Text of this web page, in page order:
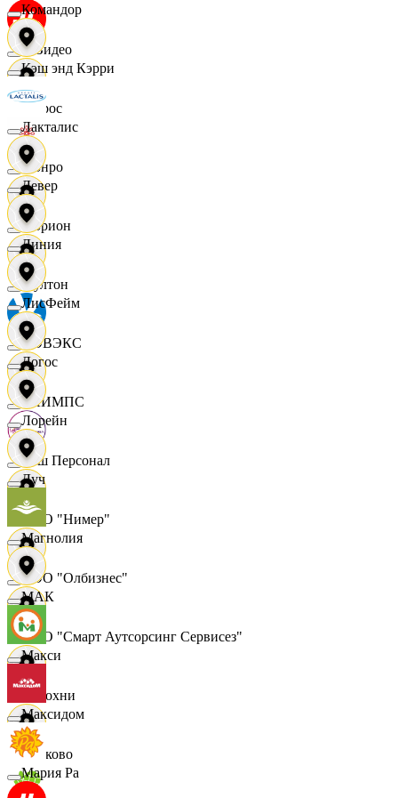
МВидео
Мирос
Монро
Морион
Мултон
НОВЭКС
ОЛИМПС
Ваш Персонал
ООО "Нимер"
ООО "Олбизнес"
ООО "Смарт Аутсорсинг Сервисез"
Отдохни
Очаково
Командор
Кэш энд Кэрри
Лакталис
Левер
Линия
ЛисФейм
Логос
Лорейн
Луч
Магнолия
МАК
Макси
Максидом
Мария Ра